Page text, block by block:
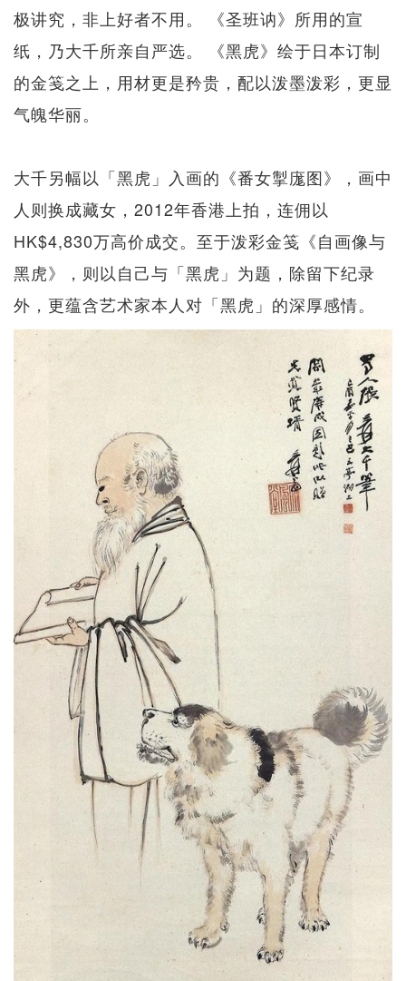
极讲究，非上好者不用。 《圣班讷》所用的宣
纸，乃大千所亲自严选。 《黑虎》绘于日本订制
的金笺之上，用材更是矜贵，配以泼墨泼彩，更显
气魄华丽。
大千另幅以「黑虎」入画的《番女掣庬图》，画中
人则换成藏女，2012年香港上拍，连佣以
HK$4,830万高价成交。至于泼彩金笺《⾃画像与
黑虎》，则以自己与「黑虎」为题，除留下纪录
外，更蕴含艺术家本人对「黑虎」的深厚感情。